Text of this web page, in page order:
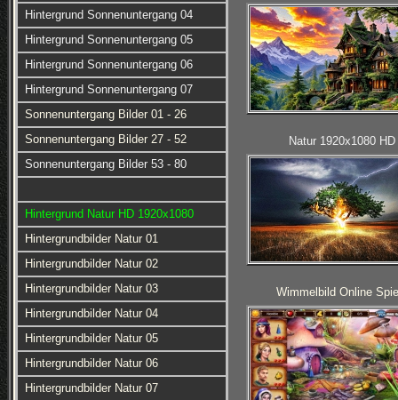
Hintergrund Sonnenuntergang 04
Hintergrund Sonnenuntergang 05
Hintergrund Sonnenuntergang 06
Hintergrund Sonnenuntergang 07
Sonnenuntergang Bilder 01 - 26
Sonnenuntergang Bilder 27 - 52
Sonnenuntergang Bilder 53 - 80
Hintergrund Natur HD 1920x1080
Hintergrundbilder Natur 01
Hintergrundbilder Natur 02
Hintergrundbilder Natur 03
Hintergrundbilder Natur 04
Hintergrundbilder Natur 05
Hintergrundbilder Natur 06
Hintergrundbilder Natur 07
Natur 1920x1080 HD
Wimmelbild Online